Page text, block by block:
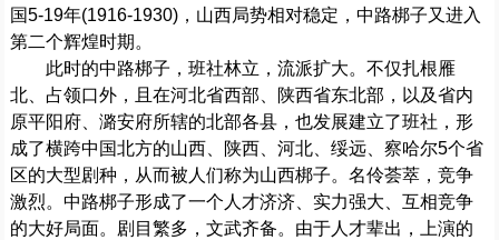
国5-19年(1916-1930)，山西局势相对稳定，中路梆子又进入
第二个辉煌时期。
此时的中路梆子，班社林立，流派扩大。不仅扎根雁
北、占领口外，且在河北省西部、陕西省东北部，以及省内
原平阳府、潞安府所辖的北部各县，也发展建立了班社，形
成了横跨中国北方的山西、陕西、河北、绥远、察哈尔5个省
区的大型剧种，从而被人们称为山西梆子。名伶荟萃，竞争
激烈。中路梆子形成了一个人才济济、实力强大、互相竞争
的大好局面。剧目繁多，文武齐备。由于人才辈出，上演的